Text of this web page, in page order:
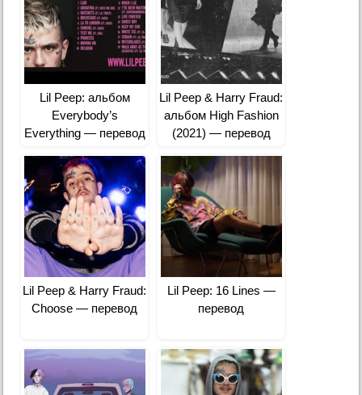
Lil Peep: альбом
Everybody’s
Everything — перевод
Lil Peep & Harry Fraud:
альбом High Fashion
(2021) — перевод
Lil Peep & Harry Fraud:
Choose — перевод
Lil Peep: 16 Lines —
перевод